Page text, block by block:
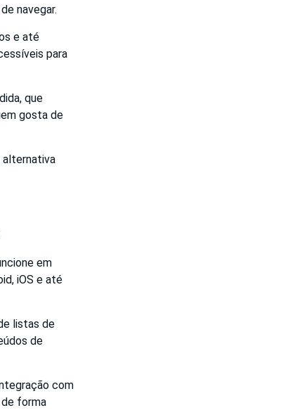
navegar.
e até
para
que
gosta de
alternativa
em
iOS e até
listas de
de
com
forma